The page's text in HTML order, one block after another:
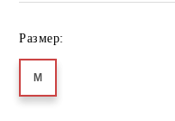
Размер:
M